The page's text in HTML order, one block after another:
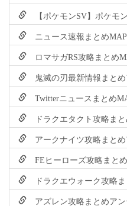
【ポケモンSV】ポケモ
ニュース速報まとめMAP
ロマサガRS攻略まとめ
鬼滅の刃最新情報まと
Twitterニュースまとめ
ドラクエタクト攻略まと
アークナイツ攻略まと
FEヒーローズ攻略まと
ドラクエウォーク攻略
アズレン攻略まとめアン